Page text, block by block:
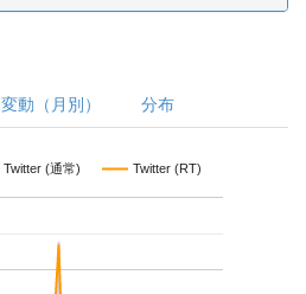
変動（月別） 分布
Twitter (通常) Twitter (RT)